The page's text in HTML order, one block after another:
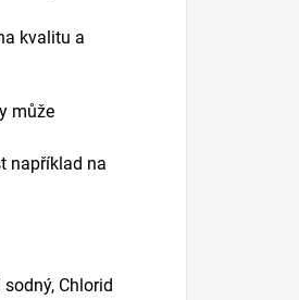
kvalitu a
může
například na
Chlorid